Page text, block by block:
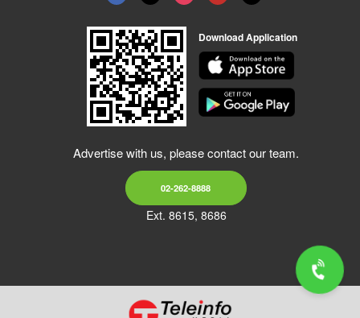
Download Application
Advertise with us, please contact our team.
02-262-8888
Ext. 8615, 8686